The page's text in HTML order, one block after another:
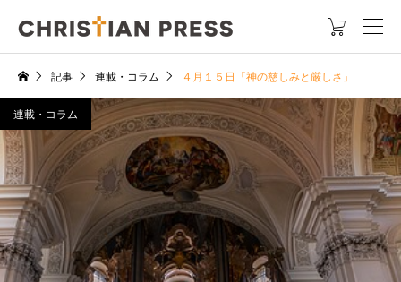

記事 連載・コラム ４月１５日「神の慈しみと厳しさ」
連載・コラム